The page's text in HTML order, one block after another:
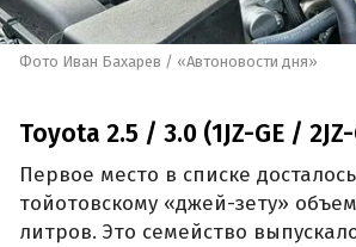
Фото Иван Бахарев / «Автоновости дня»
Toyota 2.5 / 3.0 (1JZ-GE / 2JZ-
Первое место в списке
тойотовскому «джей-зету»
литров. Это семейство